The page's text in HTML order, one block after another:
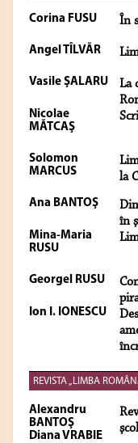
Corina FUSU În
Angel TÎLVĂR
Vasile ŞALARU
La
Nicolae
MĂTCAŞ
Solomon
MARCUS
la
Ana BANTOŞ
în
Mina-Maria
RUSU
Georgel RUSU
Ion I. IONESCU
REVISTA „LIMBA
Alexandru
BANTOŞ
Diana VRABIE